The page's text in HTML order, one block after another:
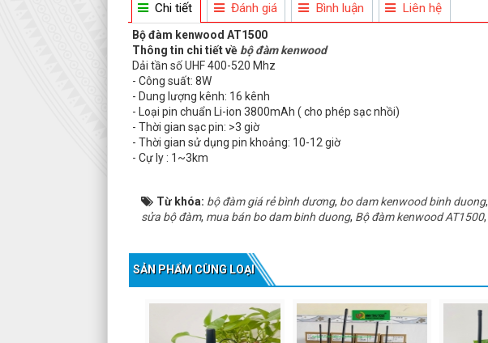
Chi tiết Đánh giá Bình luận Liên hệ
Bộ đàm kenwood AT1500
Thông tin chi tiết về bộ đàm kenwood
Dải tần số UHF 400-520 Mhz
- Công suất: 8W
- Dung lượng kênh: 16 kênh
- Loại pin chuẩn Li-ion 3800mAh ( cho phép sạc nhồi)
- Thời gian sạc pin: >3 giờ
- Thời gian sử dụng pin khoảng: 10-12 giờ
- Cự ly : 1~3km
Từ khóa: bộ đàm giá rẻ bình dương, bo dam kenwood binh duong,
sửa bộ đàm, mua bán bo dam binh duong, Bộ đàm kenwood AT1500,
SẢN PHẨM CÙNG LOẠI